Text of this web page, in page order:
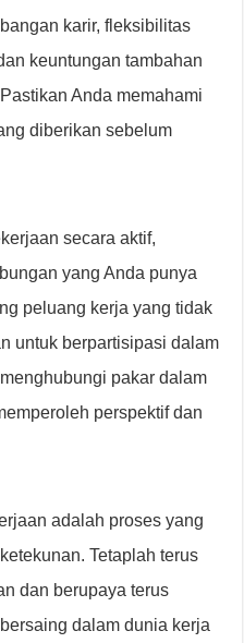
karir, fleksibilitas
keuntungan tambahan
Anda memahami
diberikan sebelum
secara aktif,
yang Anda punya
peluang kerja yang tidak
untuk berpartisipasi dalam
pakar dalam
perspektif dan
adalah proses yang
Tetaplah terus
dan berupaya terus
dalam dunia kerja